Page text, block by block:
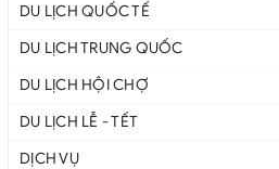
DU LỊCH QUỐC TẾ
DU LỊCH TRUNG QUỐC
DU LỊCH HỘI CHỢ
DU LỊCH LỄ - TẾT
DỊCH VỤ